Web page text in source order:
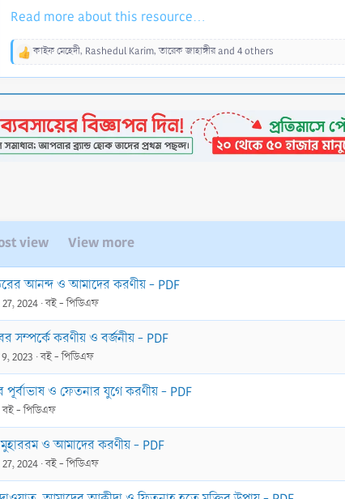
Read more about this resource...
R
i
o
n
কাইফ মেহেদী, Rashedul Karim,তারেক জাহাঙ্গীরand 4 others
view View more
আনন্দ ও আমাদের করণীয় - PDF
2024 বই - পিডিএফ
সম্পর্কে করণীয় ও বর্জনীয় - PDF
2023 বই - পিডিএফ
পূর্বাভাষ ও ফেতনার যুগে করণীয় - PDF
বই - পিডিএফ
ও আমাদের করণীয় - PDF
2024 বই - পিডিএফ